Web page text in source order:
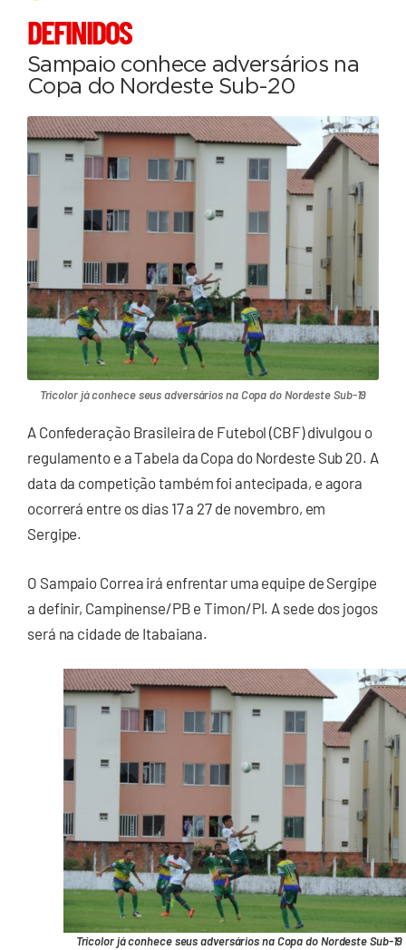
DEFINIDOS
Sampaio conhece adversários na
Copa do Nordeste Sub-20
Tricolor já conhece seus adversários na Copa do Nordeste Sub-19
A Confederação Brasileira de Futebol (CBF) divulgou o
regulamento e a Tabela da Copa do Nordeste Sub 20. A
data da competição também foi antecipada, e agora
ocorrerá entre os dias 17 a 27 de novembro, em
Sergipe.
O Sampaio Correa irá enfrentar uma equipe de Sergipe
a definir, Campinense/PB e Timon/PI. A sede dos jogos
será na cidade de Itabaiana.
Tricolor já conhece seus adversários na Copa do Nordeste Sub-19